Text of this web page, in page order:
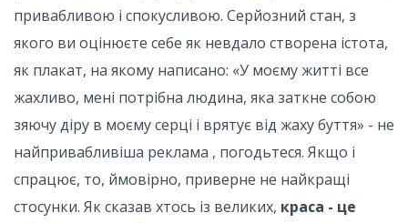
привабливою і спокусливою. Серйозний стан, з
якого ви оцінюєте себе як невдало створена істота,
як плакат, на якому написано: «У моєму житті все
жахливо, мені потрібна людина, яка заткне собою
зяючу діру в моєму серці і врятує від жаху буття» - не
найпривабливіша реклама , погодьтеся. Якщо і
спрацює, то, ймовірно, приверне не найкращі
стосунки. Як сказав хтось із великих, краса - це